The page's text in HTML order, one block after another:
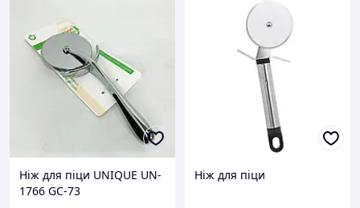
Ніж для піци UNIQUE UN-
1766 GC-73
Ніж для піци